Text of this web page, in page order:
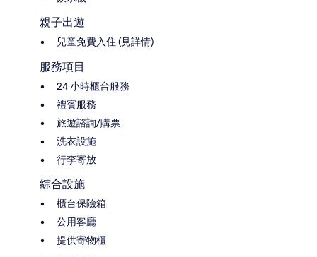
親子出遊
兒童免費入住 (見詳情)
服務項目
24 小時櫃台服務
禮賓服務
旅遊諮詢/購票
洗衣設施
行李寄放
綜合設施
櫃台保險箱
公用客廳
提供寄物櫃